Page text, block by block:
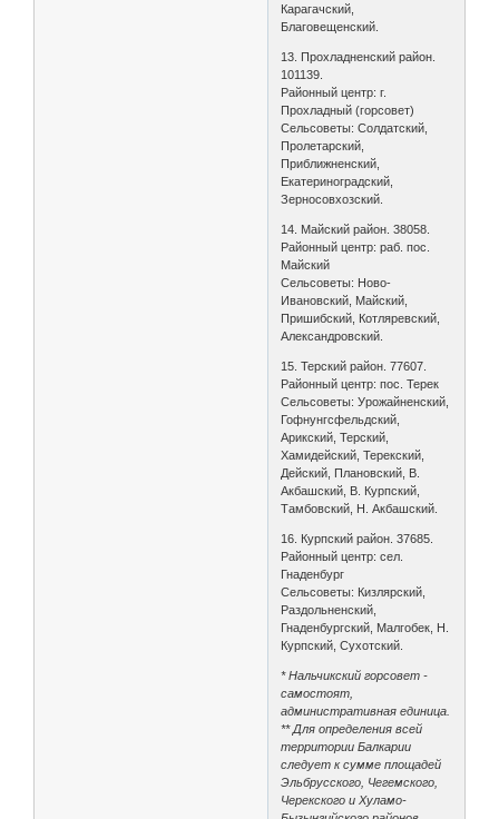
Карагачский,
Благовещенский.
13. Прохладненский район.
101139.
Районный центр: г.
Прохладный (горсовет)
Сельсоветы: Солдатский,
Пролетарский,
Приближненский,
Екатериноградский,
Зерносовхозский.
14. Майский район. 38058.
Районный центр: раб. пос.
Майский
Сельсоветы: Ново-
Ивановский, Майский,
Пришибский, Котляревский,
Александровский.
15. Терский район. 77607.
Районный центр: пос. Терек
Сельсоветы: Урожайненский,
Гофнунгсфельдский,
Арикский, Терский,
Хамидейский, Терекский,
Дейский, Плановский, В.
Акбашский, В. Курпский,
Тамбовский, Н. Акбашский.
16. Курпский район. 37685.
Районный центр: сел.
Гнаденбург
Сельсоветы: Кизлярский,
Раздольненский,
Гнаденбургский, Малгобек, Н.
Курпский, Сухотский.
* Нальчикский горсовет -
самостоят,
административная единица.
** Для определения всей
территории Балкарии
следует к сумме площадей
Эльбрусского, Чегемского,
Черекского и Хуламо-